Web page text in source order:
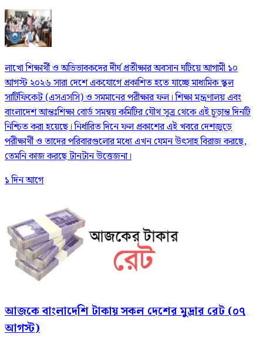
লাখো শিক্ষার্থী ও অভিভাবকদের দীর্ঘ প্রতীক্ষার অবসান ঘটিয়ে আগামী ১০
আগস্ট ২০২৬ সারা দেশে একযোগে প্রকাশিত হতে যাচ্ছে মাধ্যমিক স্কুল
সার্টিফিকেট (এসএসসি) ও সমমানের পরীক্ষার ফল। শিক্ষা মন্ত্রণালয় এবং
বাংলাদেশ আন্তঃশিক্ষা বোর্ড সমন্বয় কমিটির যৌথ সূত্র থেকে এই চূড়ান্ত দিনটি
নিশ্চিত করা হয়েছে। নির্ধারিত দিনে ফল প্রকাশের এই খবরে দেশজুড়ে
পরীক্ষার্থী ও তাদের পরিবারগুলোর মধ্যে এখন যেমন উৎসাহ বিরাজ করছে,
তেমনি কাজ করছে টানটান উত্তেজনা।
১ দিন আগে
আজকে বাংলাদেশি টাকায় সকল দেশের মুদ্রার রেট (০৭
আগস্ট)